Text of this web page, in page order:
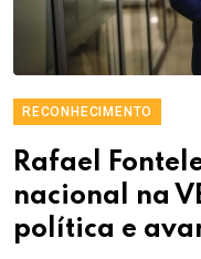
RECONHECIMENTO
Rafael
nacional na
política e